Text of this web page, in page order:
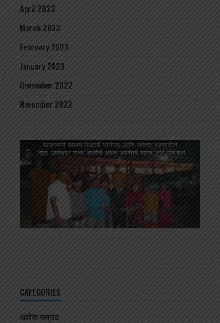
April 2023
March 2023
February 2023
January 2023
December 2022
November 2022
CATEGORIES
अशोक सम्राट